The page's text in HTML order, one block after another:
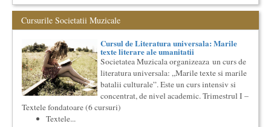
Locurile Culturii
Catalogul spatiilor in care se pot desfasura evenimente
culturale
Proiect lansat de catre Societatea Muzicala, conceput initial
pentru catalogarea spatiilor (interioare) din Bucuresti in care...
Cursul de Muzica universala (anul I)
Societatea Muzicala organizeaza un curs de cultura generala
muzicala de nivel academic, in parteneriat cu Universitatea
Natio...
Cursul de Filosofie generala (anul I)
Societatea Muzicala organizeaza un curs de Filosofie
Cursurile Societatii Muzicale
Cursul de Literatura universala: Marile
texte literare ale umanitatii
Societatea Muzicala organizeaza un curs de
literatura universala: „Marile texte si marile
batalii culturale”. Este un curs intensiv si
concentrat, de nivel academic. Trimestrul I –
Textele fondatoare (6 cursuri)
Textele...